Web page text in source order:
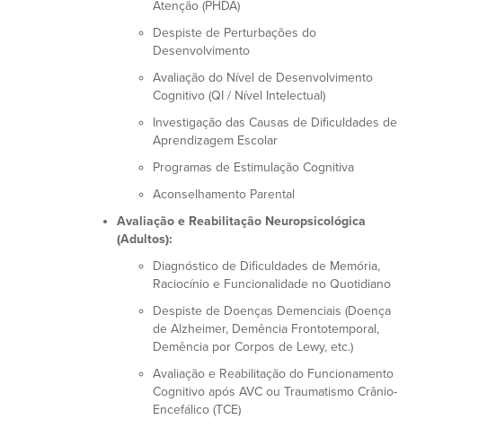
Atenção (PHDA)
Despiste de Perturbações do
Desenvolvimento
Avaliação do Nível de Desenvolvimento
Cognitivo (QI / Nível Intelectual)
Investigação das Causas de Dificuldades de
Aprendizagem Escolar
Programas de Estimulação Cognitiva
Aconselhamento Parental
Avaliação e Reabilitação Neuropsicológica
(Adultos):
Diagnóstico de Dificuldades de Memória,
Raciocínio e Funcionalidade no Quotidiano
Despiste de Doenças Demenciais (Doença
de Alzheimer, Demência Frontotemporal,
Demência por Corpos de Lewy, etc.)
Avaliação e Reabilitação do Funcionamento
Cognitivo após AVC ou Traumatismo Crânio-
Encefálico (TCE)